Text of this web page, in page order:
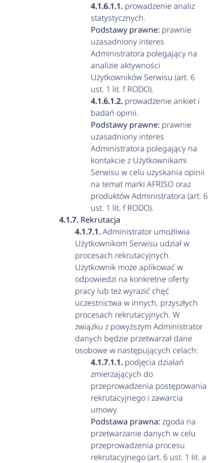
prowadzenie analiz
statystycznych.
Podstawy prawne: prawnie
uzasadniony interes
Administratora polegający na
analizie aktywności
Użytkowników Serwisu (art. 6
ust. 1 lit. f RODO).
prowadzenie ankiet i
badań opinii.
Podstawy prawne: prawnie
uzasadniony interes
Administratora polegający na
kontakcie z Użytkownikami
Serwisu w celu uzyskania opinii
na temat marki AFRISO oraz
produktów Administratora (art. 6
ust. 1 lit. f RODO).
Rekrutacja
Administrator umożliwia
Użytkownikom Serwisu udział w
procesach rekrutacyjnych.
Użytkownik może aplikować w
odpowiedzi na konkretne oferty
pracy lub też wyrazić chęć
uczestnictwa w innych, przyszłych
procesach rekrutacyjnych. W
związku z powyższym Administrator
danych będzie przetwarzał dane
osobowe w następujących celach:
podjęcia działań
zmierzających do
przeprowadzenia postępowania
rekrutacyjnego i zawarcia
umowy.
Podstawa prawna: zgoda na
przetwarzanie danych w celu
przeprowadzenia procesu
rekrutacyjnego (art. 6 ust. 1 lit. a